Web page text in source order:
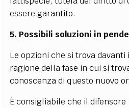
essere garantito.
5. Possibili soluzioni in
Le opzioni che si trova
ragione della fase in cui si
conoscenza di questo nuovo
È consigliabile che il